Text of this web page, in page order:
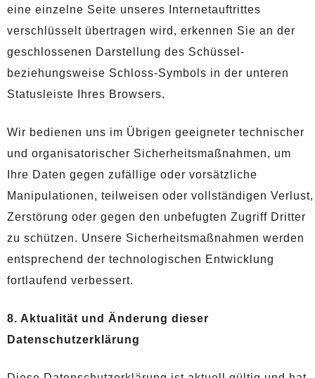
eine einzelne Seite unseres Internetauftrittes
verschlüsselt übertragen wird, erkennen Sie an der
geschlossenen Darstellung des Schüssel-
beziehungsweise Schloss-Symbols in der unteren
Statusleiste Ihres Browsers.
Wir bedienen uns im Übrigen geeigneter technischer
und organisatorischer Sicherheitsmaßnahmen, um
Ihre Daten gegen zufällige oder vorsätzliche
Manipulationen, teilweisen oder vollständigen Verlust,
Zerstörung oder gegen den unbefugten Zugriff Dritter
zu schützen. Unsere Sicherheitsmaßnahmen werden
entsprechend der technologischen Entwicklung
fortlaufend verbessert.
8. Aktualität und Änderung dieser
Datenschutzerklärung